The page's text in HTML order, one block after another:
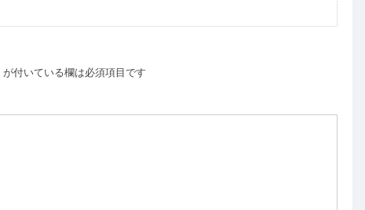
が付いている欄は必須項目です